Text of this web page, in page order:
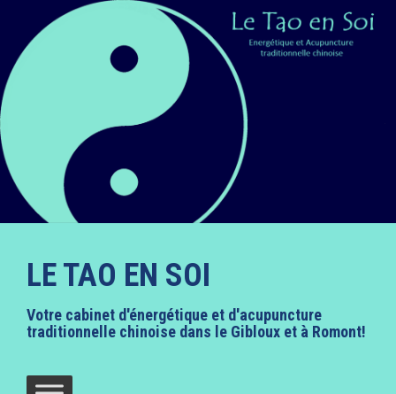
a
u
c
o
LE TAO EN SOI
Votre cabinet d'énergétique et d'acupuncture
traditionnelle chinoise dans le Gibloux et à Romont!